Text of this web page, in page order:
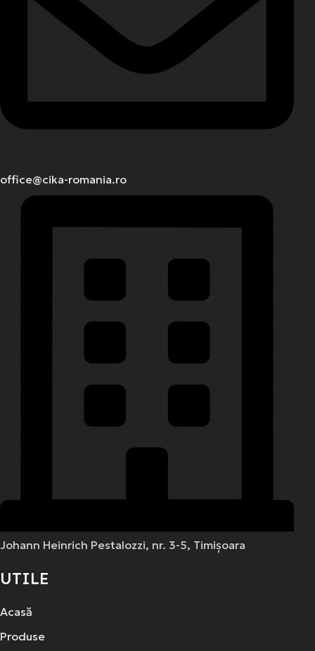
office@cika-romania.ro
Johann Heinrich Pestalozzi, nr. 3-5, Timișoara
UTILE
Acasă
Produse